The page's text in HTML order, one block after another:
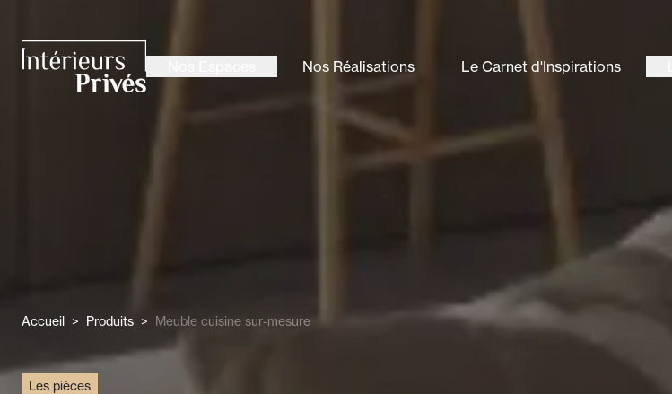
Nos Réalisations Le Carnet d'Inspirations
Accueil > Produits > Meuble cuisine sur-mesure
Les pièces